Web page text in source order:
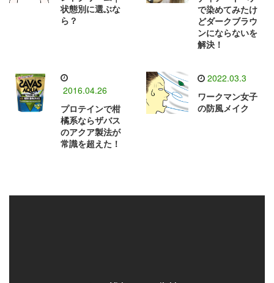
状態別に選ぶな
ら？
で染めてみたけ
どダークブラウ
ンにならないを
解決！
2016.04.26
プロテインで柑
橘系ならザバス
のアクア製法が
常識を超えた！
2022.03.3
ワークマン女子
の防風メイク